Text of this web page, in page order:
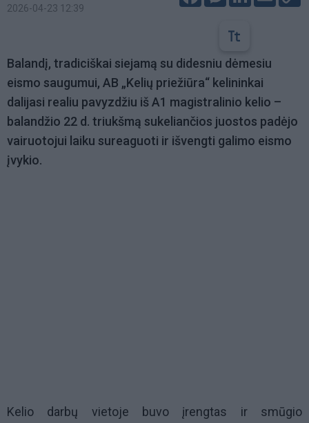
2026-04-23 12:39
Balandį, tradiciškai siejamą su didesniu dėmesiu
eismo saugumui, AB „Kelių priežiūra“ kelininkai
dalijasi realiu pavyzdžiu iš A1 magistralinio kelio –
balandžio 22 d. triukšmą sukeliančios juostos padėjo
vairuotojui laiku sureaguoti ir išvengti galimo eismo
įvykio.
Kelio darbų vietoje buvo įrengtas ir smūgio